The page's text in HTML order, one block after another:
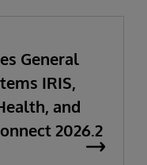
General
IRIS,
and
2026.2